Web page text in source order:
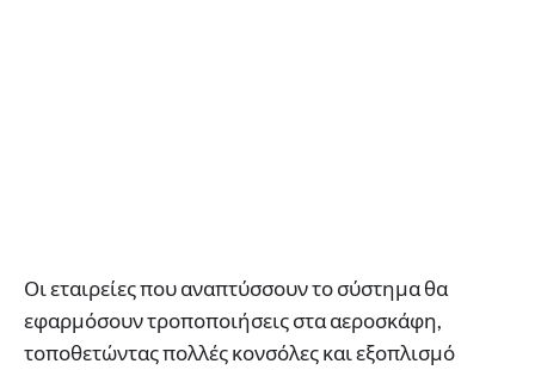
Οι εταιρείες που αναπτύσσουν το σύστημα θα
εφαρμόσουν τροποποιήσεις στα αεροσκάφη,
τοποθετώντας πολλές κονσόλες και εξοπλισμό